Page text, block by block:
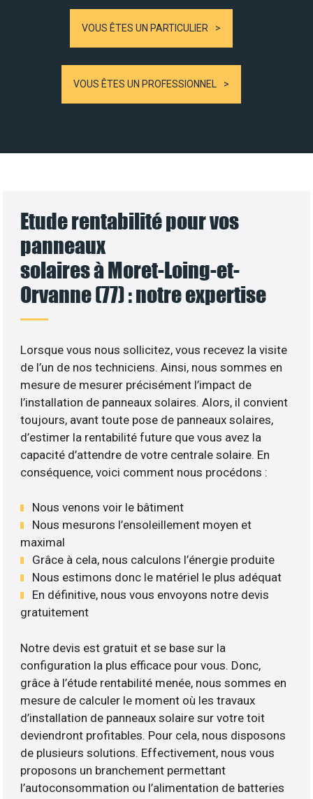
VOUS ÊTES UN PARTICULIER
VOUS ÊTES UN PROFESSIONNEL
Etude rentabilité pour vos
panneaux
solaires à Moret-Loing-et-
Orvanne (77) : notre expertise
Lorsque vous nous sollicitez, vous recevez la visite
de l’un de nos techniciens. Ainsi, nous sommes en
mesure de mesurer précisément l’impact de
l’installation de panneaux solaires. Alors, il convient
toujours, avant toute pose de panneaux solaires,
d’estimer la rentabilité future que vous avez la
capacité d’attendre de votre centrale solaire. En
conséquence, voici comment nous procédons :
Nous venons voir le bâtiment
Nous mesurons l’ensoleillement moyen et
maximal
Grâce à cela, nous calculons l’énergie produite
Nous estimons donc le matériel le plus adéquat
En définitive, nous vous envoyons notre devis
gratuitement
Notre devis est gratuit et se base sur la
configuration la plus efficace pour vous. Donc,
grâce à l’étude rentabilité menée, nous sommes en
mesure de calculer le moment où les travaux
d’installation de panneaux solaire sur votre toit
deviendront profitables. Pour cela, nous disposons
de plusieurs solutions. Effectivement, nous vous
proposons un branchement permettant
l’autoconsommation ou l’alimentation de batteries